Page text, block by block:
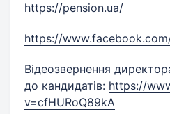
https://pension.ua/
https://
Відеозвернення
до кандидатів: https://
v=cfHURoQ89kA